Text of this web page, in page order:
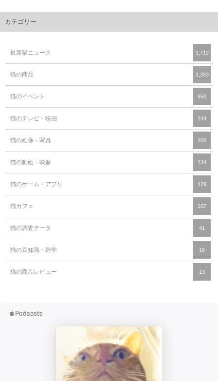
カテゴリー
最新猫ニュース 1,713
猫の商品 1,393
猫のイベント 950
猫のテレビ・映画 244
猫の画像・写真 200
猫の動画・映像 134
猫のゲーム・アプリ 129
猫カフェ 107
猫の調査データ 41
猫の豆知識・雑学 16
猫の商品レビュー 13